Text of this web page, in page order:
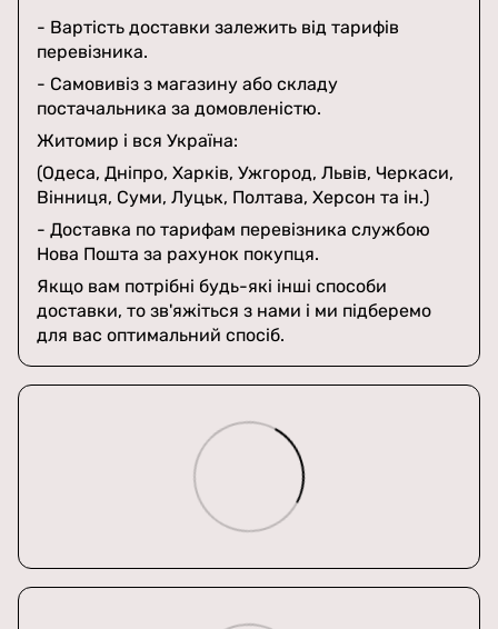
- Вартість доставки залежить від тарифів
перевізника.
- Самовивіз з магазину або складу
постачальника за домовленістю.
Житомир і вся Україна:
(Одеса, Дніпро, Харків, Ужгород, Львів, Черкаси,
Вінниця, Суми, Луцьк, Полтава, Херсон та ін.)
- Доставка по тарифам перевізника службою
Нова Пошта за рахунок покупця.
Якщо вам потрібні будь-які інші способи
доставки, то зв'яжіться з нами і ми підберемо
для вас оптимальний спосіб.